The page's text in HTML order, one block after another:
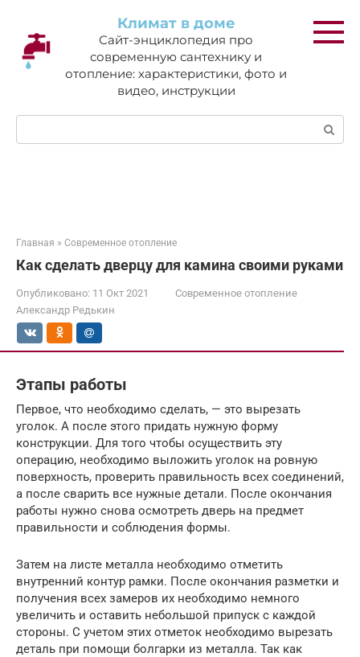
контенту
Климат в доме
Сайт-энциклопедия про
современную сантехнику и
отопление: характеристики, фото и
видео, инструкции
Поиск:
Главная » Современное отопление
Как сделать дверцу для камина своими руками
Опубликовано: 11 Окт 2021
Современное отопление
Александр Редькин
Этапы работы
Первое, что необходимо сделать, — это вырезать
уголок. А после этого придать нужную форму
конструкции. Для того чтобы осуществить эту
операцию, необходимо выложить уголок на ровную
поверхность, проверить правильность всех соединений,
а после сварить все нужные детали. После окончания
работы нужно снова осмотреть дверь на предмет
правильности и соблюдения формы.
Затем на листе металла необходимо отметить
внутренний контур рамки. После окончания разметки и
получения всех замеров их необходимо немного
увеличить и оставить небольшой припуск с каждой
стороны. С учетом этих отметок необходимо вырезать
деталь при помощи болгарки из металла. Так как